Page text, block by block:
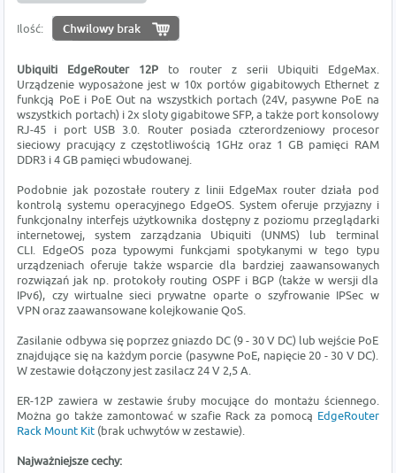
Ilość:
Ubiquiti EdgeRouter 12P to router z serii Ubiquiti EdgeMax.
Urządzenie wyposażone jest w 10x portów gigabitowych Ethernet z
funkcją PoE i PoE Out na wszystkich portach (24V, pasywne PoE na
wszystkich portach) i 2x sloty gigabitowe SFP, a także port konsolowy
RJ-45 i port USB 3.0. Router posiada czterordzeniowy procesor
sieciowy pracujący z częstotliwością 1GHz oraz 1 GB pamięci RAM
DDR3 i 4 GB pamięci wbudowanej.
Podobnie jak pozostałe routery z linii EdgeMax router działa pod
kontrolą systemu operacyjnego EdgeOS. System oferuje przyjazny i
funkcjonalny interfejs użytkownika dostępny z poziomu przeglądarki
internetowej, system zarządzania Ubiquiti (UNMS) lub terminal
CLI. EdgeOS poza typowymi funkcjami spotykanymi w tego typu
urządzeniach oferuje także wsparcie dla bardziej zaawansowanych
rozwiązań jak np. protokoły routing OSPF i BGP (także w wersji dla
IPv6), czy wirtualne sieci prywatne oparte o szyfrowanie IPSec w
VPN oraz zaawansowane kolejkowanie QoS.
Zasilanie odbywa się poprzez gniazdo DC (9 - 30 V DC) lub wejście PoE
znajdujące się na każdym porcie (pasywne PoE, napięcie 20 - 30 V DC).
W zestawie dołączony jest zasilacz 24 V 2,5 A.
ER-12P zawiera w zestawie śruby mocujące do montażu ściennego.
Można go także zamontować w szafie Rack za pomocą EdgeRouter
Rack Mount Kit (brak uchwytów w zestawie).
Najważniejsze cechy: